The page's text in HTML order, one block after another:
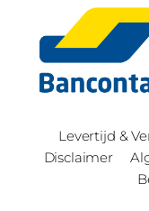
Levertijd &
Disclaimer